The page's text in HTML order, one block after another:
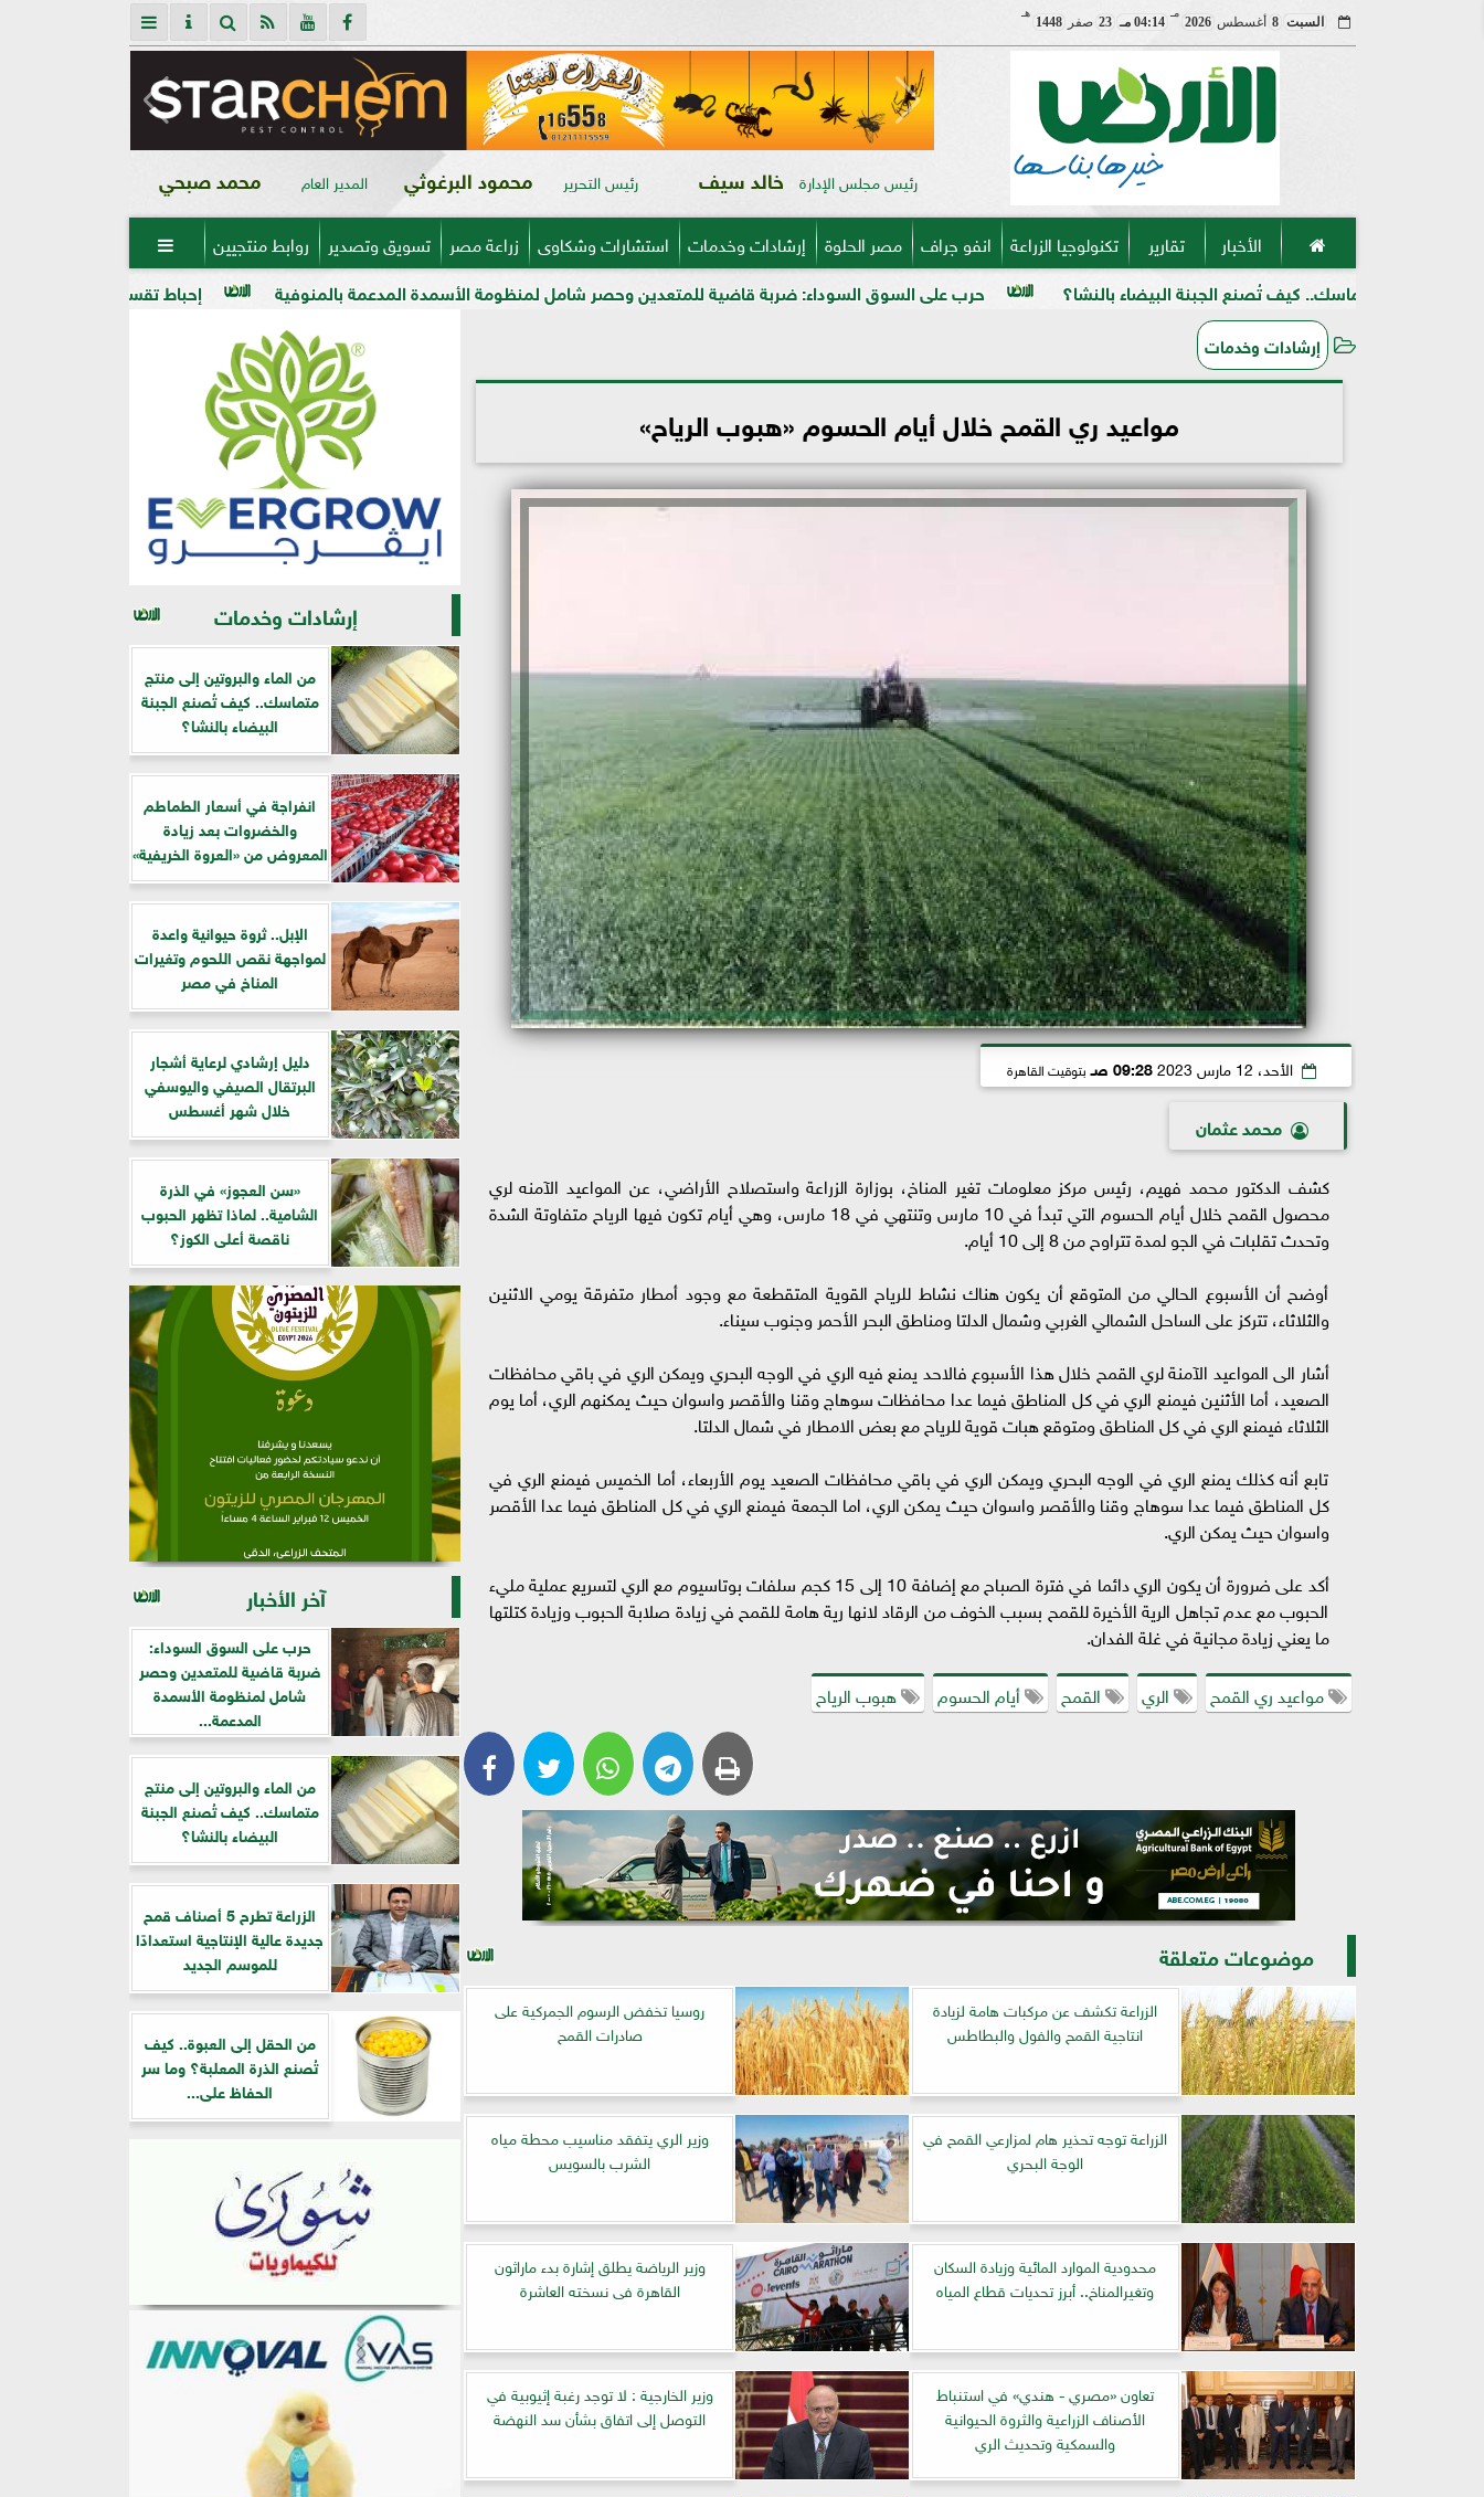
السبت 8 أغسطس2026
مـ
04:14 مـ 23 صفر 1448
هـ
رئيس مجلس الإدارة خالد سيف رئيس التحرير محمود البرغوثي المدير العام محمد صبحي
الأخبار تقارير تكنولوجيا الزراعة انفو جراف مصر الحلوة إرشادات وخدمات استشارات وشكاوى زراعة مصر تسويق وتصدير روابط منتجيين 
إحباط تقسيم قطعة أرض على مساحة 2000 متر بالمراغة قبل تنفيذ المخالفة حرب على السوق السوداء: ضربة قاضية للمتعدين وحصر شامل لمنظومة الأسمدة المدعمة بالمنوفية كيف تُصنع الجبنة البيضاء بالنشا؟
إرشادات وخدمات
مواعيد ري القمح خلال أيام الحسوم «هبوب الرياح»
الأحد، 12 مارس 2023 09:28 صـ بتوقيت القاهرة
محمد عثمان
كشف الدكتور محمد فهيم، رئيس مركز معلومات تغير المناخ، بوزارة الزراعة واستصلاح الأراضي، عن المواعيد الآمنه لري
محصول القمح خلال أيام الحسوم التي تبدأ في 10 مارس وتنتهي في 18 مارس، وهي أيام تكون فيها الرياح متفاوتة الشدة
وتحدث تقلبات في الجو لمدة تتراوح من 8 إلى 10 أيام.
أوضح أن الأسبوع الحالي من المتوقع أن يكون هناك نشاط للرياح القوية المتقطعة مع وجود أمطار متفرقة يومي الاثنين
والثلاثاء، تتركز على الساحل الشمالي الغربي وشمال الدلتا ومناطق البحر الأحمر وجنوب سيناء.
أشار الى المواعيد الآمنة لري القمح خلال هذا الأسبوع فالاحد يمنع فيه الري في الوجه البحري ويمكن الري في باقي محافظات
الصعيد، أما الأثنين فيمنع الري في كل المناطق فيما عدا محافظات سوهاج وقنا والأقصر واسوان حيث يمكنهم الري، أما يوم
الثلاثاء فيمنع الري في كل المناطق ومتوقع هبات قوية للرياح مع بعض الامطار في شمال الدلتا.
تابع أنه كذلك يمنع الري في الوجه البحري ويمكن الري في باقي محافظات الصعيد يوم الأربعاء، أما الخميس فيمنع الري في
كل المناطق فيما عدا سوهاج وقنا والأقصر واسوان حيث يمكن الري، اما الجمعة فيمنع الري في كل المناطق فيما عدا الأقصر
واسوان حيث يمكن الري.
أكد على ضرورة أن يكون الري دائما في فترة الصباح مع إضافة 10 إلى 15 كجم سلفات بوتاسيوم مع الري لتسريع عملية مليء
الحبوب مع عدم تجاهل الرية الأخيرة للقمح بسبب الخوف من الرقاد لانها رية هامة للقمح في زيادة صلابة الحبوب وزيادة كتلتها
ما يعني زيادة مجانية في غلة الفدان.
مواعيد ري القمح
الري القمح أيام الحسوم هبوب الرياح
موضوعات متعلقة
الزراعة تكشف عن مركبات هامة لزيادة
انتاجية القمح والفول والبطاطس
روسيا تخفض الرسوم الجمركية على
صادرات القمح
الزراعة توجه تحذير هام لمزارعي القمح في
الوجة البحري
وزير الري يتفقد مناسيب محطة مياه
الشرب بالسويس
محدودية الموارد المائية وزيادة السكان
وتغيرالمناخ.. أبرز تحديات قطاع المياه
وزير الرياضة يطلق إشارة بدء ماراثون
القاهرة فى نسخته العاشرة
تعاون «مصري - هندي» في استنباط
الأصناف الزراعية والثروة الحيوانية
والسمكية وتحديث الري
وزير الخارجية : لا توجد رغبة إثيوبية في
التوصل إلى اتفاق بشأن سد النهضة
إرشادات وخدمات
من الماء والبروتين إلى منتج
متماسك.. كيف تُصنع الجبنة
البيضاء بالنشا؟
انفراجة في أسعار الطماطم
والخضروات بعد زيادة
المعروض من «العروة الخريفية»
الإبل.. ثروة حيوانية واعدة
لمواجهة نقص اللحوم وتغيرات
المناخ في مصر
دليل إرشادي لرعاية أشجار
البرتقال الصيفي واليوسفي
خلال شهر أغسطس
«سن العجوز» في الذرة
الشامية.. لماذا تظهر الحبوب
ناقصة أعلى الكوز؟
آخر الأخبار
حرب على السوق السوداء:
ضربة قاضية للمتعدين وحصر
شامل لمنظومة الأسمدة
المدعمة...
من الماء والبروتين إلى منتج
متماسك.. كيف تُصنع الجبنة
البيضاء بالنشا؟
الزراعة تطرح 5 أصناف قمح
جديدة عالية الإنتاجية استعدادًا
للموسم الجديد
من الحقل إلى العبوة.. كيف
تُصنع الذرة المعلبة؟ وما سر
الحفاظ على...